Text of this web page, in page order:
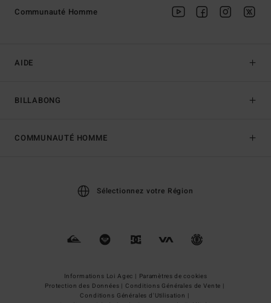
AIDE
BILLABONG
Communauté Homme
COMMUNAUTÉ HOMME
Sélectionnez votre Région
Informations Loi Agec | Paramètres de cookies
Protection des Données | Conditions Générales de Vente |
Conditions Générales d'Utilisation |